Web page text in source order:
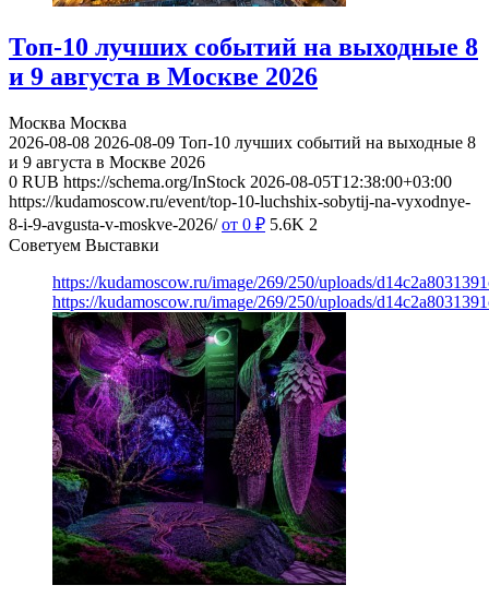
Топ-10 лучших событий на выходные 8
и 9 августа в Москве 2026
Москва Москва
2026-08-08 2026-08-09 Топ-10 лучших событий на выходные 8
и 9 августа в Москве 2026
0 RUB https://schema.org/InStock 2026-08-05T12:38:00+03:00
https://kudamoscow.ru/event/top-10-luchshix-sobytij-na-vyxodnye-
8-i-9-avgusta-v-moskve-2026/ от 0 ₽ 5.6K 2
Советуем Выставки
https://kudamoscow.ru/image/269/250/uploads/
https://kudamoscow.ru/image/269/250/uploads/